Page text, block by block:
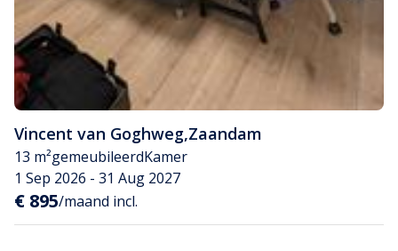
Vincent van Goghweg,Zaandam
13 m²gemeubileerdKamer
1 Sep 2026 - 31 Aug 2027
€ 895/maand incl.